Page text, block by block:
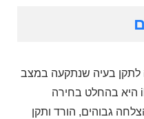
לתקן בעיה שנתקעה במצב
היא בהחלט בחירה
גבוהים, הורד ותקן